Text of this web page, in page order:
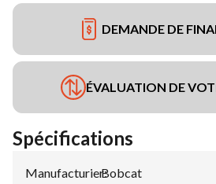
DEMANDE DE
ÉVALUATION DE
Spécifications
Manufacturier:
Bobcat